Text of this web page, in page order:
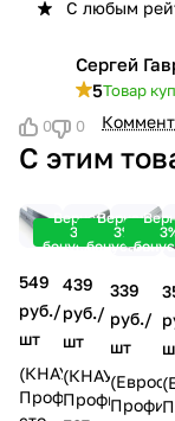
С любым
Сергей
5Товар
0
0
С этим
Вернем
3%
бонусами!
549
руб./
шт
(КНАУФ)
Профиль
Вернем
3%
бонусами!
439
руб./
шт
(КНАУФ)
Профиль
3%
339
руб./
шт